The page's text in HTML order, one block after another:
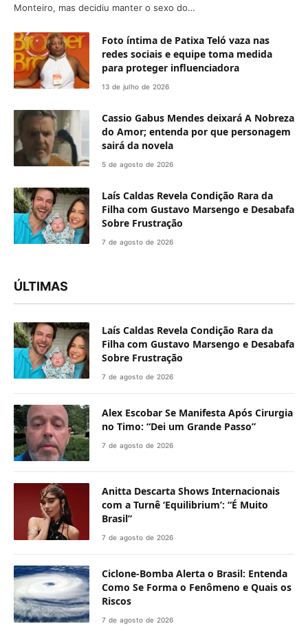
Monteiro, mas decidiu manter o sexo do…
Foto íntima de Patixa Teló vaza nas
redes sociais e equipe toma medida
para proteger influenciadora
13 de julho de 2026
Cassio Gabus Mendes deixará A Nobreza
do Amor; entenda por que personagem
sairá da novela
5 de agosto de 2026
Laís Caldas Revela Condição Rara da
Filha com Gustavo Marsengo e Desabafa
Sobre Frustração
7 de agosto de 2026
ÚLTIMAS
Laís Caldas Revela Condição Rara da
Filha com Gustavo Marsengo e Desabafa
Sobre Frustração
7 de agosto de 2026
Alex Escobar Se Manifesta Após Cirurgia
no Timo: “Dei um Grande Passo”
7 de agosto de 2026
Anitta Descarta Shows Internacionais
com a Turnê ‘Equilibrium’: “É Muito
Brasil”
7 de agosto de 2026
Ciclone-Bomba Alerta o Brasil: Entenda
Como Se Forma o Fenômeno e Quais os
Riscos
7 de agosto de 2026